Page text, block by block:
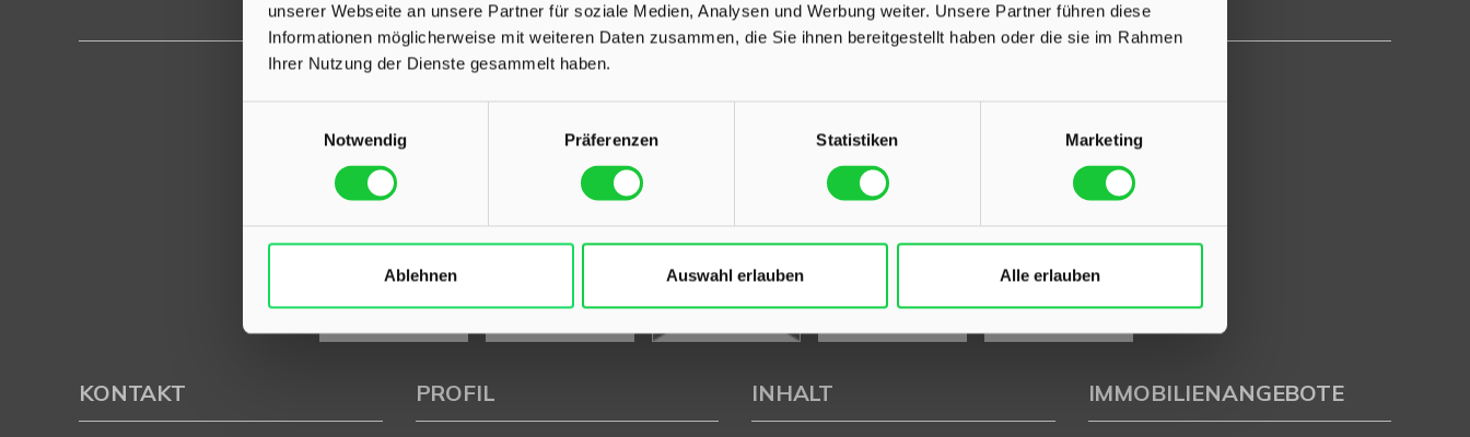
unserer Webseite an unsere Partner für soziale Medien, Analysen und Werbung weiter. Unsere Partner führen diese
Informationen möglicherweise mit weiteren Daten zusammen, die Sie ihnen bereitgestellt haben oder die sie im Rahmen
Ihrer Nutzung der Dienste gesammelt haben.
Notwendig
Präferenzen Statistiken Marketing
Ablehnen Auswahl erlauben Alle erlauben
UNSERE AUSZEICHNUNGEN
KONTAKT PROFIL INHALT IMMOBILIENANGEBOTE